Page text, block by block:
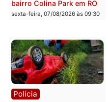
Casal é preso pela PRF
com mais de 72 quilos de
mercúrio escondidos em
estepe em Porto Velho
sexta-feira, 07/08/2026 às 09:38